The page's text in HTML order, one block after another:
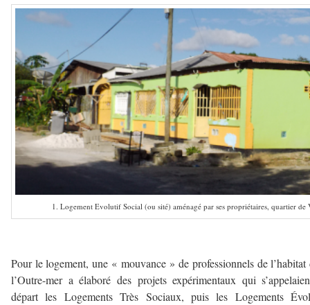
1. Logement Evolutif Social (ou sité) aménagé par ses propriétaires, quartier
Pour le logement, une « mouvance » de professionnels de l’habitat
l’Outre-mer a élaboré des projets expérimentaux qui
départ les Logements Très Sociaux, puis les Logements